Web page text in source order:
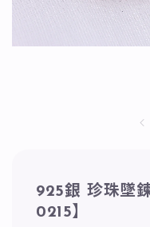
925銀 珍珠墜
0215】